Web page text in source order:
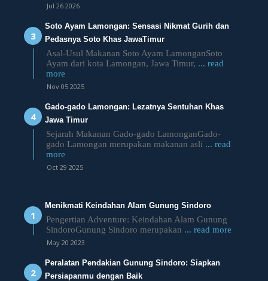
Jul 26 2026
Soto Ayam Lamongan: Sensasi Nikmat Gurih dan
Pedasnya Soto Khas JawaTimur
Asal-Usul Makanan Soto Ayam LamonganSoto
Ayam dari kota Lamongan, Jawa Timur, ... read
more
Nov 05 2025
Gado-gado Lamongan: Lezatnya Sentuhan Khas
Jawa Timur
Sejarah Makanan Gado-gado LamonganGado-
gado Lamongan merupakan makanan asli ... read
more
Oct 29 2025
Menikmati Keindahan Alam Gunung Sindoro
Pengertian Adventure: Keindahan Alam Gunung
SindoroGunung Sindoro merupakan ... read more
May 20 2023
Peralatan Pendakian Gunung Sindoro: Siapkan
Persiapanmu dengan Baik